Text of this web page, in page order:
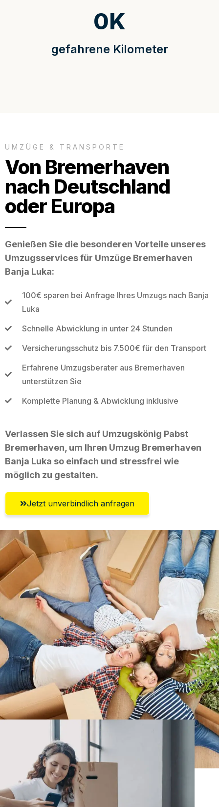
gefahrene Kilometer
0K
UMZÜGE & TRANSPORTE
Von Bremerhaven
nach Deutschland
oder Europa
Genießen Sie die besonderen Vorteile unseres
Umzugsservices für Umzüge Bremerhaven
Banja Luka:
100€ sparen bei Anfrage Ihres Umzugs nach Banja
Luka
Schnelle Abwicklung in unter 24 Stunden
Versicherungsschutz bis 7.500€ für den Transport
Erfahrene Umzugsberater aus Bremerhaven
unterstützen Sie
Komplette Planung & Abwicklung inklusive
Verlassen Sie sich auf Umzugskönig Pabst
Bremerhaven, um Ihren Umzug Bremerhaven
Banja Luka so einfach und stressfrei wie
möglich zu gestalten.
Jetzt unverbindlich anfragen